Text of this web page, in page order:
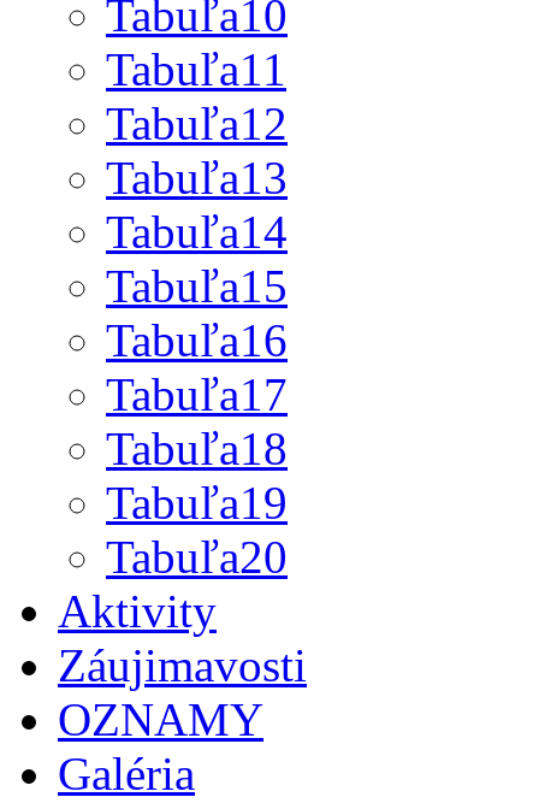
Tabuľa10
Tabuľa11
Tabuľa12
Tabuľa13
Tabuľa14
Tabuľa15
Tabuľa16
Tabuľa17
Tabuľa18
Tabuľa19
Tabuľa20
Aktivity
Záujimavosti
OZNAMY
Galéria